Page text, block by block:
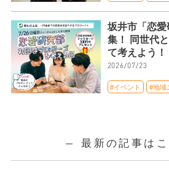
坂井市「恋
集！ 同世代
て考えよう！
2026/07/23
#イベント #地域
最新の記事はこ